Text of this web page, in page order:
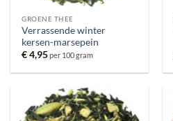
GROENE THEE
Verrassende winter
kersen-marsepein
€4,95per 100 gram